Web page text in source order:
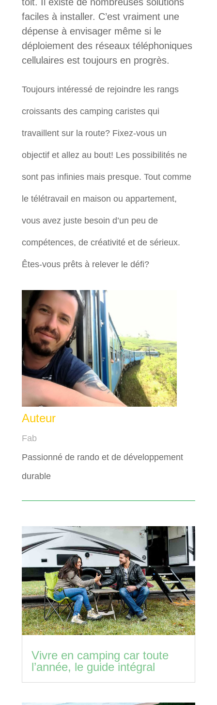
faciles à installer. C’est vraiment une
dépense à envisager même si le
déploiement des réseaux téléphoniques
cellulaires est toujours en progrès.
Toujours intéressé de rejoindre les rangs
croissants des camping caristes qui
travaillent sur la route? Fixez-vous un
objectif et allez au bout! Les possibilités ne
sont pas infinies mais presque. Tout comme
le télétravail en maison ou appartement,
vous avez juste besoin d’un peu de
compétences, de créativité et de sérieux.
Êtes-vous prêts à relever le défi?
Auteur
Fab
Passionné de rando et de développement
durable
Vivre en camping car toute
l’année, le guide intégral